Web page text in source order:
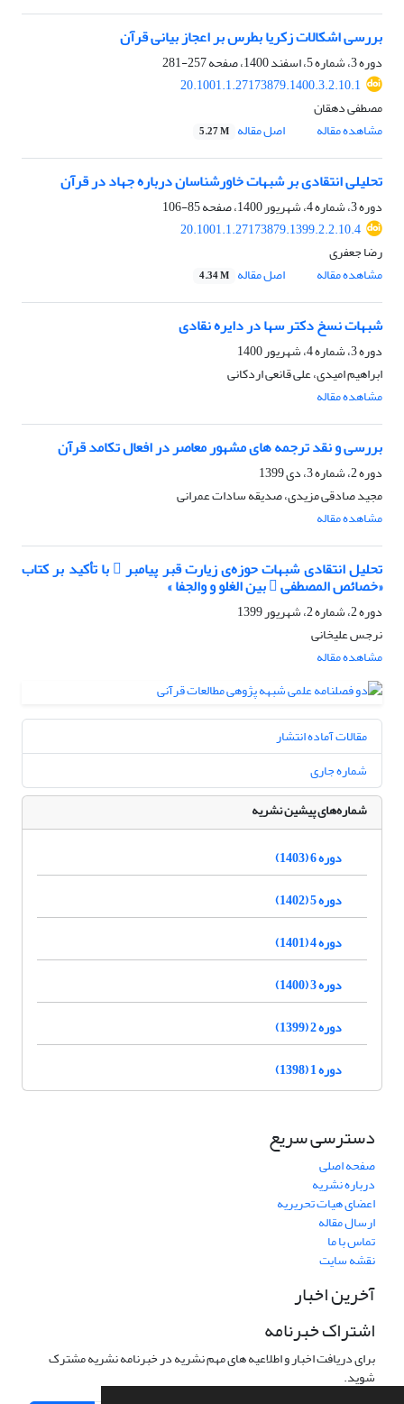
بررسی اشکالات زکریا بطرس بر اعجاز بیانی قرآن
دوره 3، شماره 5، اسفند 1400، صفحه
257-281
20.1001.1.27173879.1400.3.2.10.1
مصطفی دهقان
مشاهده مقاله
اصل مقاله 5.27 M
تحلیلی انتقادی بر شبهات خاورشناسان درباره جهاد در قرآن
دوره 3، شماره 4، شهریور 1400، صفحه
85-106
20.1001.1.27173879.1399.2.2.10.4
رضا جعفری
مشاهده مقاله
اصل مقاله 4.34 M
شبهات نسخ دکتر سها در دایره نقادی
دوره 3، شماره 4، شهریور 1400
ابراهیم امیدی، علی قانعی اردکانی
مشاهده مقاله
بررسی و نقد ترجمه‌ های مشهور معاصر در افعال تکامد قرآن
دوره 2، شماره 3، دی 1399
مجید صادقی مزیدی، صدیقه سادات عمرانی
مشاهده مقاله
تحلیل انتقادی شبهات حوزه‌ی زیارت قبر پیامبر  با تأکید بر کتاب
«خصائص المصطفی  بین الغلو و والجفا »
دوره 2، شماره 2، شهریور 1399
نرجس علیخانی
مشاهده مقاله
مقالات آماده انتشار
شماره جاری
شماره‌های پیشین نشریه
دوره 6 (1403)
دوره 5 (1402)
دوره 4 (1401)
دوره 3 (1400)
دوره 2 (1399)
دوره 1 (1398)
دسترسی سریع
صفحه اصلی
درباره نشریه
اعضای هیات تحریریه
ارسال مقاله
تماس با ما
نقشه سایت
آخرین اخبار
اشتراک خبرنامه
برای دریافت اخبار و اطلاعیه های مهم نشریه در خبرنامه نشریه مشترک
شوید.